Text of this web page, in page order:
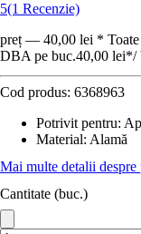
5(1 Recenzie)
preț — 40,00 lei *
DBA pe buc.40,00 lei*/
Cod produs: 6368963
Potrivit pentru:
Material: Alamă
Mai multe detalii despre
Cantitate (buc.)